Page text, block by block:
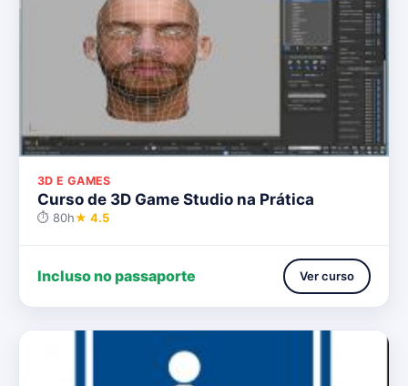
3D E GAMES
Curso de 3D Game Studio na Prática
⏱ 80h★ 4.5
Incluso no passaporte Ver curso